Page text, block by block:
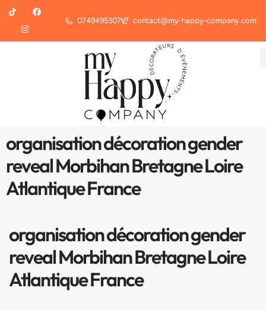
0749495307 contact@my-happy-company.com
organisation décoration gender
reveal Morbihan Bretagne Loire
Atlantique France
organisation décoration gender
reveal Morbihan Bretagne Loire
Atlantique France